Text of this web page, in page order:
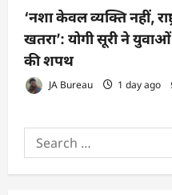
‘नशा केवल व्यक्ति नहीं,
खतरा’: योगी सूरी ने
की शपथ
JA Bureau 1 day ago
Search
for: